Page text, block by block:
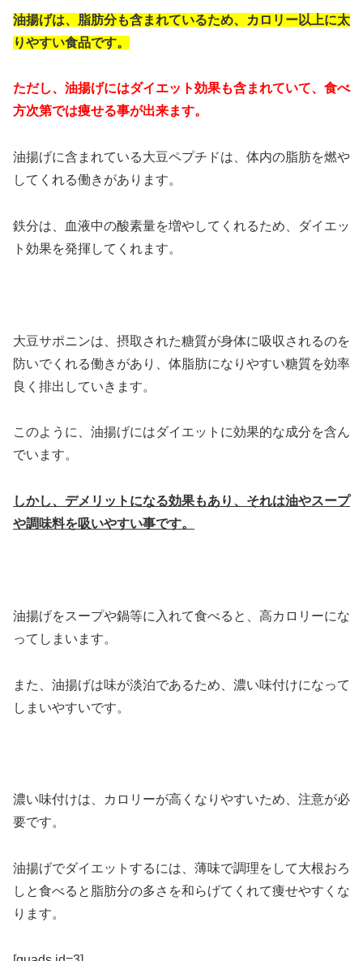
油揚げは、脂肪分も含まれているため、カロリー以上に太
りやすい食品です。
ただし、油揚げにはダイエット効果も含まれていて、食べ
方次第では痩せる事が出来ます。
油揚げに含まれている大豆ペプチドは、体内の脂肪を燃や
してくれる働きがあります。
鉄分は、血液中の酸素量を増やしてくれるため、ダイエッ
ト効果を発揮してくれます。
大豆サポニンは、摂取された糖質が身体に吸収されるのを
防いでくれる働きがあり、体脂肪になりやすい糖質を効率
良く排出していきます。
このように、油揚げにはダイエットに効果的な成分を含ん
でいます。
しかし、デメリットになる効果もあり、それは油やスープ
や調味料を吸いやすい事です。
油揚げをスープや鍋等に入れて食べると、高カロリーにな
ってしまいます。
また、油揚げは味が淡泊であるため、濃い味付けになって
しまいやすいです。
濃い味付けは、カロリーが高くなりやすいため、注意が必
要です。
油揚げでダイエットするには、薄味で調理をして大根おろ
しと食べると脂肪分の多さを和らげてくれて痩せやすくな
ります。